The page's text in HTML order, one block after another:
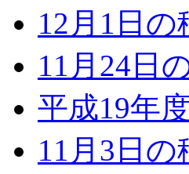
12月1日の
11月24日
平成19年
11月3日の